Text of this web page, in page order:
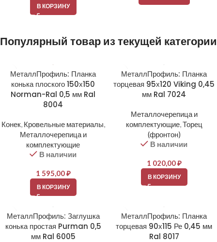
В КОРЗИНУ
Популярный товар из текущей категории
МеталлПрофиль: Планка
конька плоского 150х150
Norman-Ral 0,5 мм Ral
8004
Конек, Кровельные материалы,
Металлочерепица и
комплектующие
В наличии
1 595,00₽
В КОРЗИНУ
МеталлПрофиль: Планка
торцевая 95х120 Viking 0,45
мм Ral 7024
Металлочерепица и
комплектующие,Торец
(фронтон)
В наличии
1 020,00₽
В КОРЗИНУ
МеталлПрофиль: Заглушка
конька простая Purman 0,5
мм Ral 6005
МеталлПрофиль: Планка
торцевая 90х115 Ре 0,45 мм
Ral 8017